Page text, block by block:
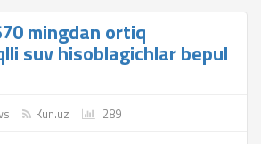
mingdan ortiq
suv hisoblagichlar bepul
Kun.uz 289